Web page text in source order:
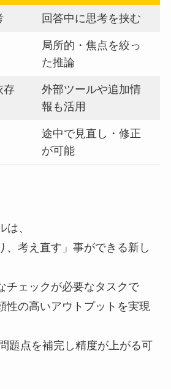
回答中に思考を挟む
局所的・焦点を絞っ
た推論
存
外部ツールや追加情
報も活用
途中で見直し・修正
が可能
、
、考え直す」事ができる新し
チェックが必要なタスクで
性の高いアウトプットを実現
題点を補完し精度が上がる可